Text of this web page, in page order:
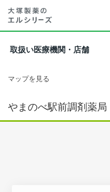
取扱い医療機関・店舗
マップを見る
やまのべ駅前調剤薬局